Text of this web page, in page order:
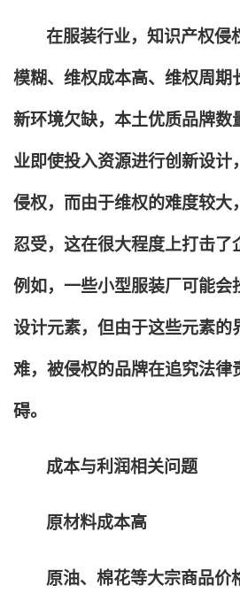
在服装行业，知识产权侵
模糊、维权成本高、维权周期
新环境欠缺，本土优质品牌数
业即使投入资源进行创新设计
侵权，而由于维权的难度较大
忍受，这在很大程度上打击了
例如，一些小型服装厂可能会
设计元素，但由于这些元素的
难，被侵权的品牌在追究法律
碍。
成本与利润相关问题
原材料成本高
原油、棉花等大宗商品价